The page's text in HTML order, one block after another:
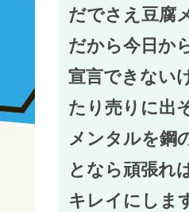
だでさえ豆腐
だから今日か
宣言できない
たり売りに出
メンタルを鋼
となら頑張
キレイにしま